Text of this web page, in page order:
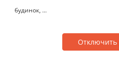
будинок, ...
Отключить